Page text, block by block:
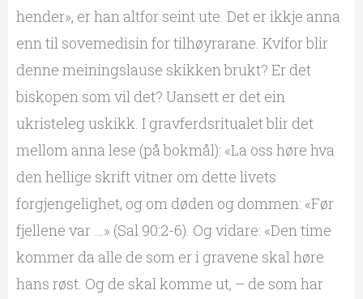
hender», er han altfor seint ute. Det er ikkje anna
enn til sovemedisin for tilhøyrarane. Kvifor blir
denne meiningslause skikken brukt? Er det
biskopen som vil det? Uansett er det ein
ukristeleg uskikk. I gravferdsritualet blir det
mellom anna lese (på bokmål): «La oss høre hva
den hellige skrift vitner om dette livets
forgjengelighet, og om døden og dommen: «Før
fjellene var …» (Sal 90:2-6). Og vidare: «Den time
kommer da alle de som er i gravene skal høre
hans røst. Og de skal komme ut, – de som har